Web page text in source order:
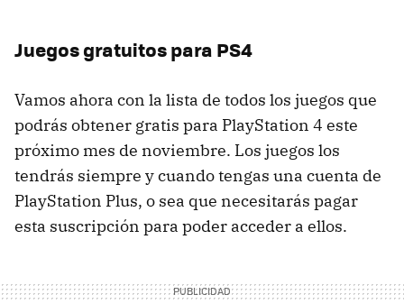
Juegos gratuitos para PS4
Vamos ahora con la lista de todos los juegos que
podrás obtener gratis para PlayStation 4 este
próximo mes de noviembre. Los juegos los
tendrás siempre y cuando tengas una cuenta de
PlayStation Plus, o sea que necesitarás pagar
esta suscripción para poder acceder a ellos.